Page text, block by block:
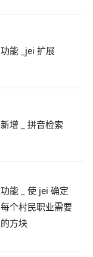
功能 _jei 扩展
新增 _ 拼音检索
功能 _ 使 jei 确定
每个村民职业需要
的方块